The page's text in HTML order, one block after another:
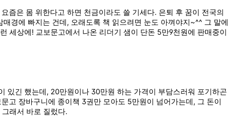
즘은 몸 위한다고 하면 천금이라도 쓸 기세다. 은퇴 후 꿈이 전국의
경에 빠지는 건데, 오래도록 책 읽으려면 눈도 아껴야지~^^ 그 말에
세상에! 교보문고에서 나온 리더기 샘이 단돈 5만9천원에 판매중이
있긴 했는데, 20만원이나 30만원 하는 가격이 부담스러워 포기하곤
고 장바구니에 종이책 3권만 모아도 5만원이 넘어가는데, 그 돈이
래서 바로 질렀다.